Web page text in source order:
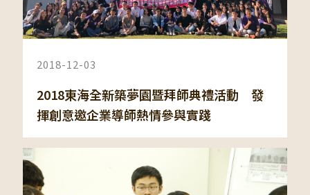
2018-12-03
2018東海全新築夢園暨拜師典禮活動 發
揮創意邀企業導師熱情參與實踐